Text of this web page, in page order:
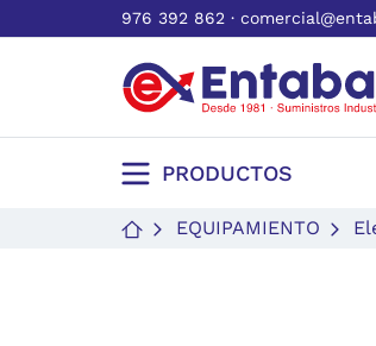
976 392 862 ·
PRODUCTOS
EQUIPAMIENTO